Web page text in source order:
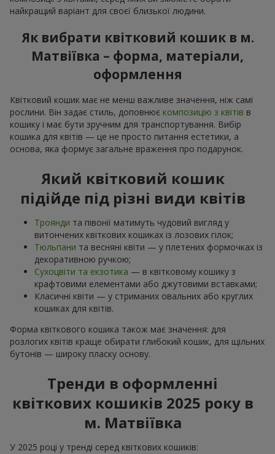
найкращий варіант для своєї близької людини.
Як вибрати квітковий кошик в м.
Матвіївка – форма, матеріали,
оформлення
Квітковий кошик має не менш важливе значення, ніж самі
рослини. Він задає стиль, доповнює композицію з квітів в
кошику і має бути зручним для транспортування. Вибір
кошика для квітів — це не просто питання естетики, а
основа, яка формує загальне враження про подарунок.
Який квітковий кошик
підійде під різні види квітів
Троянди та півонії матимуть чудовий вигляд у
витончених квіткових кошиках із лозових гілок;
Тюльпани та весняні квіти — у плетених формочках із
декоративною ручкою;
Сухоцвіти та екзотика — в квітковому кошику з
крафтовими елементами або джутовими вставками;
Класичні квіти — у стриманих овальних або круглих
кошиках для квітів.
Форма квіткового кошика також має значення: для
розлогих квітів краще обирати глибокий кошик, для щільних
бутонів — широку пласку основу.
Тренди в оформленні
квіткових кошиків 2025 року в
м. Матвіївка
У 2025 році у тренді серед квіткових кошиків: